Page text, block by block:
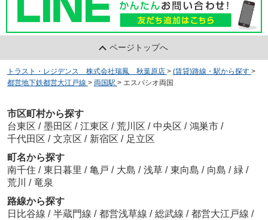
ページトップへ
トラスト・レジデンス 株式会社瑞鳳 秋葉原店 > (賃貸)路線・駅から探す >
都営地下鉄都営大江戸線 > 両国駅 > エスパシオ両国
市区町村から探す
台東区 / 墨田区 / 江東区 / 荒川区 / 中央区 / 鴻巣市 /
千代田区 / 文京区 / 新宿区 / 足立区
町名から探す
南千住 / 東日暮里 / 亀戸 / 大島 / 浅草 / 東向島 / 向島 / 緑 /
荒川 / 竜泉
路線から探す
日比谷線 / 半蔵門線 / 都営浅草線 / 総武線 / 都営大江戸線 /